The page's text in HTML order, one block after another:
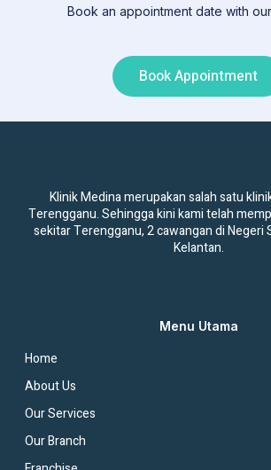
Book an appointment date with
Book Appointment
Klinik Medina merupakan salah satu
Terengganu. Sehingga kini kami telah
sekitar Terengganu, 2 cawangan di Negeri
Kelantan.
Menu Utama
Home
About Us
Our Services
Our Branch